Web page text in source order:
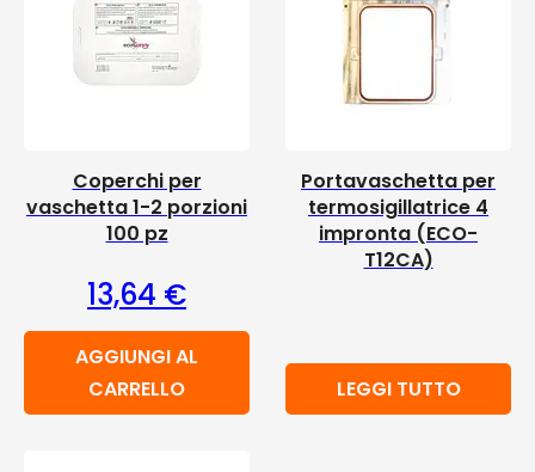
Coperchi per
vaschetta 1-2 porzioni
100 pz
13,64 €
AGGIUNGI AL
CARRELLO
Portavaschetta per
termosigillatrice 4
impronta (ECO-
T12CA)
LEGGI TUTTO